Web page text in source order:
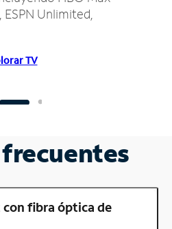
Unlimited,
TV
con fibra óptica de